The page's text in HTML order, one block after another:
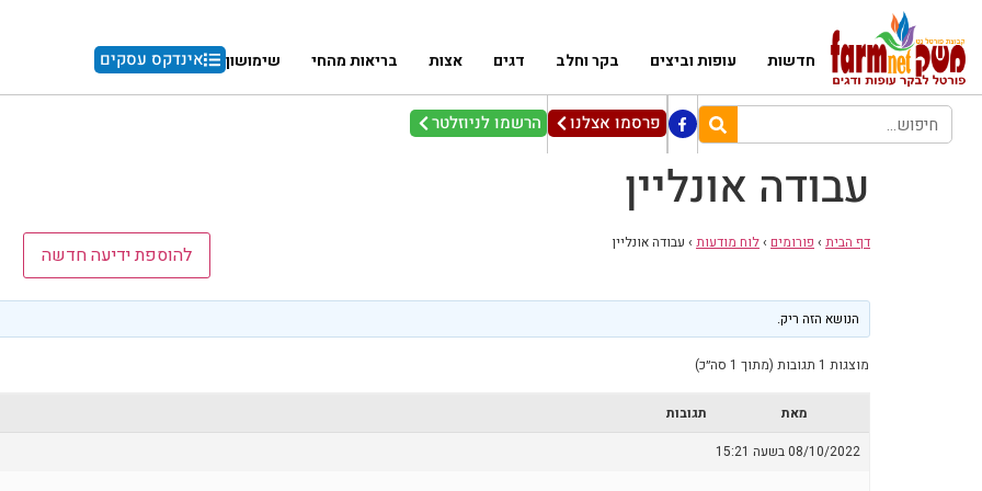
חדשות עופות וביצים בקר וחלב דגים אצות בריאות מהחי שימושון אינדקס עסקים
פרסמו אצלנו הרשמו לניוזלטר
עבודה אונליין
דף הבית › פורומים ›לוח מודעות › עבודה אונליין להוספת ידיעה חדשה
הנושא הזה ריק.
מוצגות 1 תגובות (מתוך 1 סה״כ)
מאת
תגובות
08/10/2022 בשעה 15:21